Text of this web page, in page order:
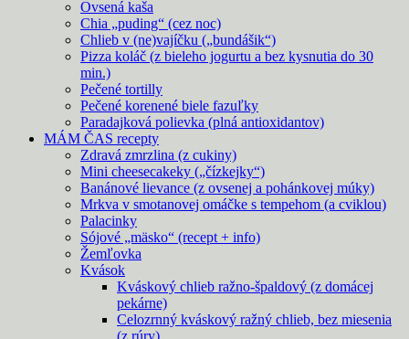
Ovsená kaša
Chia „puding“ (cez noc)
Chlieb v (ne)vajíčku („bundášik“)
Pizza koláč (z bieleho jogurtu a bez kysnutia do 30
min.)
Pečené tortilly
Pečené korenené biele fazuľky
Paradajková polievka (plná antioxidantov)
MÁM ČAS recepty
Zdravá zmrzlina (z cukiny)
Mini cheesecakeky („čízkejky“)
Banánové lievance (z ovsenej a pohánkovej múky)
Mrkva v smotanovej omáčke s tempehom (a cviklou)
Palacinky
Sójové „mäsko“ (recept + info)
Žemľovka
Kvások
Kváskový chlieb ražno-špaldový (z domácej
pekárne)
Celozrnný kváskový ražný chlieb, bez miesenia
(z rúry)